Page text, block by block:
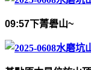
09:57下菁礐山~